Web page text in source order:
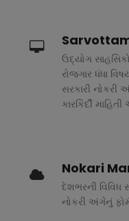
ઉદ્યોગ
રોજગાર ધંધા
સરકારી નોકરી
કારકિર્દી
Nokari
દેશભરની વિવિધ
નોકરી અંગેનું